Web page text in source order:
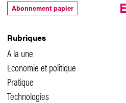
Rubriques
A la une
Economie et politique
Pratique
Technologies
Abonnement papier